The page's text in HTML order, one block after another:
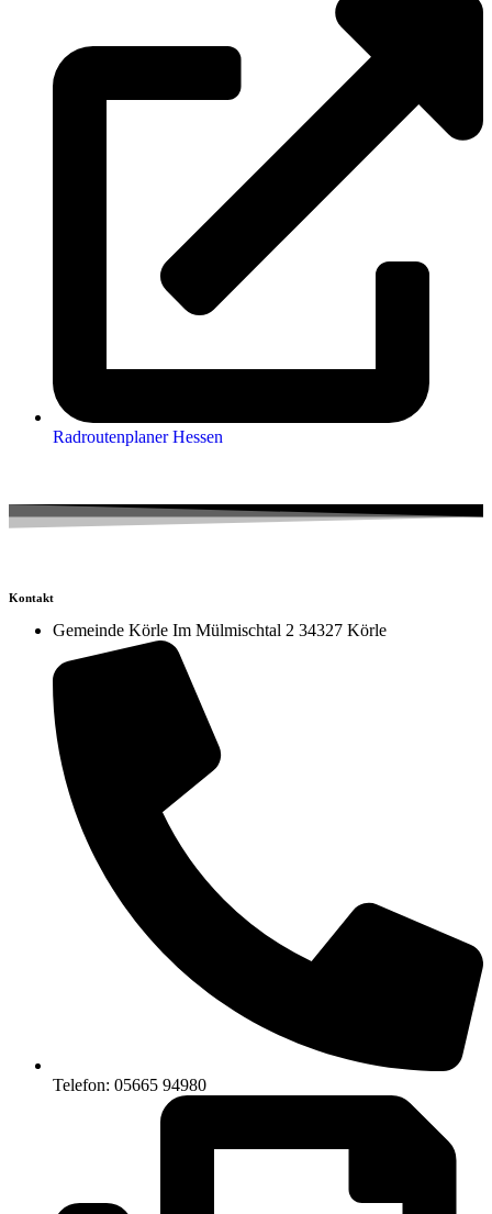
Radroutenplaner Hessen
Kontakt
Gemeinde Körle Im Mülmischtal 2 34327 Körle
Telefon: 05665 94980